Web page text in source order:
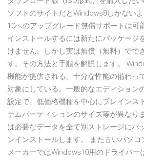
ソフトのサイトだとWindows8しかない
10へのアップグレード無償サポートは可
インストールするには新たにパッケージ
けません。しかし実は無償（無料）でで
す。その方法と手順を解説します。
機能が提供される。十分な性能の備わっ
対象にしている。一般的なエディション
設定で、低価格機種を中心にプレインス
テムパーティションのサイズ等が異なり
は必要なデータを全て別ストレージにバ
ンインストールします。 また古いパソコ
メーカーではWindows10用のドライバー